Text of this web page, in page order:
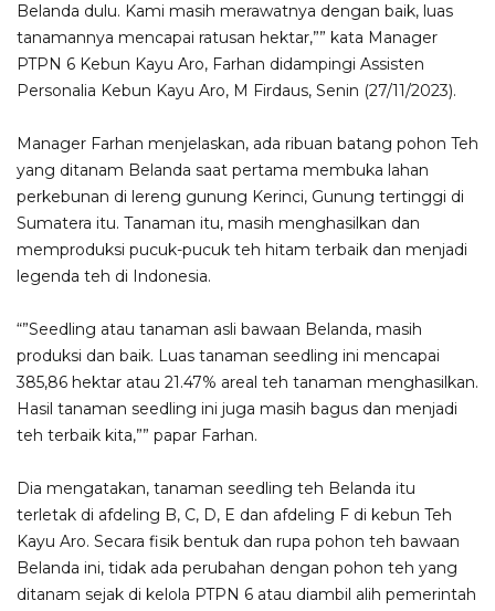
Belanda dulu. Kami masih merawatnya dengan baik, luas
tanamannya mencapai ratusan hektar,”” kata Manager
PTPN 6 Kebun Kayu Aro, Farhan didampingi Assisten
Personalia Kebun Kayu Aro, M Firdaus, Senin (27/11/2023).
Manager Farhan menjelaskan, ada ribuan batang pohon Teh
yang ditanam Belanda saat pertama membuka lahan
perkebunan di lereng gunung Kerinci, Gunung tertinggi di
Sumatera itu. Tanaman itu, masih menghasilkan dan
memproduksi pucuk-pucuk teh hitam terbaik dan menjadi
legenda teh di Indonesia.
“”Seedling atau tanaman asli bawaan Belanda, masih
produksi dan baik. Luas tanaman seedling ini mencapai
385,86 hektar atau 21.47% areal teh tanaman menghasilkan.
Hasil tanaman seedling ini juga masih bagus dan menjadi
teh terbaik kita,”” papar Farhan.
Dia mengatakan, tanaman seedling teh Belanda itu
terletak di afdeling B, C, D, E dan afdeling F di kebun Teh
Kayu Aro. Secara fisik bentuk dan rupa pohon teh bawaan
Belanda ini, tidak ada perubahan dengan pohon teh yang
ditanam sejak di kelola PTPN 6 atau diambil alih pemerintah